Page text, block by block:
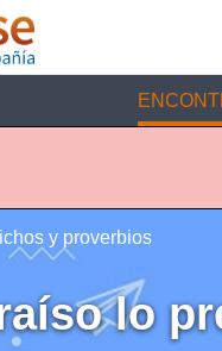
y proverbios
lo